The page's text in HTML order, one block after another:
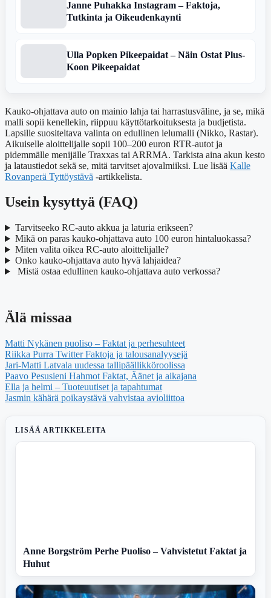
Janne Puhakka Instagram – Faktoja,
Tutkinta ja Oikeudenkaynti
Ulla Popken Pikeepaidat – Näin Ostat Plus-
Koon Pikeepaidat
Kauko-ohjattava auto on mainio lahja tai harrastusväline, ja se, mikä
malli sopii kenellekin, riippuu käyttötarkoituksesta ja budjetista.
Lapsille suositeltava valinta on edullinen lelumalli (Nikko, Rastar).
Aikuiselle aloittelijalle sopii 100–200 euron RTR-autot ja
pidemmälle menijälle Traxxas tai ARRMA. Tarkista aina akun kesto
ja lataustiedot sekä se, mitä tarvitset ajovalmiiksi. Lue lisää Kalle
Rovanperä Tyttöystävä -artikkelista.
Usein kysyttyä (FAQ)
Tarvitseeko RC-auto akkua ja laturia erikseen?
Mikä on paras kauko-ohjattava auto 100 euron hintaluokassa?
Miten valita oikea RC-auto aloittelijalle?
Onko kauko-ohjattava auto hyvä lahjaidea?
Mistä ostaa edullinen kauko-ohjattava auto verkossa?
Älä missaa
Matti Nykänen puoliso – Faktat ja perhesuhteet
Riikka Purra Twitter Faktoja ja talousanalyysejä
Jari-Matti Latvala uudessa tallipäällikköroolissa
Paavo Pesusieni Hahmot Faktat, Äänet ja aikajana
Ella ja helmi – Tuoteuutiset ja tapahtumat
Jasmin kähärä poikaystävä vahvistaa avioliittoa
LISÄÄ ARTIKKELEITA
Anne Borgström Perhe Puoliso – Vahvistetut Faktat ja
Huhut